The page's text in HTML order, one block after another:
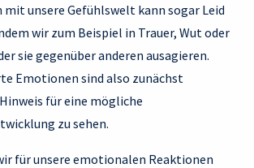
unsere Gefühlswelt kann sogar Leid
wir zum Beispiel in Trauer, Wut oder
sie gegenüber anderen ausagieren.
Emotionen sind also zunächst
für eine mögliche
zu sehen.
für unsere emotionalen Reaktionen